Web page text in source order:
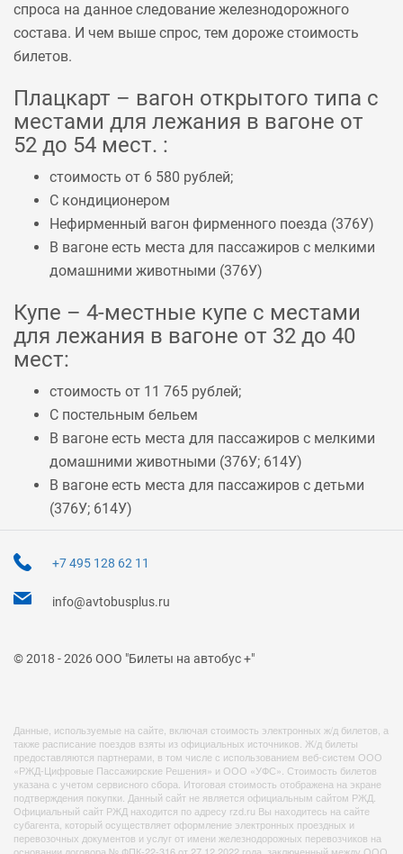
спроса на данное следование железнодорожного
состава. И чем выше спрос, тем дороже стоимость
билетов.
Плацкарт – вагон открытого типа с
местами для лежания в вагоне от
52 до 54 мест. :
стоимость от 6 580 рублей;
С кондиционером
Нефирменный вагон фирменного поезда (376У)
В вагоне есть места для пассажиров с мелкими
домашними животными (376У)
Купе – 4-местные купе с местами
для лежания в вагоне от 32 до 40
мест:
стоимость от 11 765 рублей;
С постельным бельем
В вагоне есть места для пассажиров с мелкими
домашними животными (376У; 614У)
В вагоне есть места для пассажиров с детьми
(376У; 614У)
+7 495 128 62 11
info@avtobusplus.ru
© 2018 - 2026 ООО "Билеты на автобус +"
Данные, используемые на сайте, включая стоимость электронных ж/д билетов, а
также расписание поездов взяты из официальных источников. Ж/д билеты
предоставляются партнерами, в том числе с использованием веб-систем ООО
«РЖД-Цифровые Пассажирские Решения» и ООО «УФС». Стоимость билетов
указана с учетом сервисного сбора. Итоговая стоимость отображена на экране
подтверждения покупки. Данный сайт не является официальным сайтом РЖД.
Официальный сайт РЖД находится по адресу rzd.ru Вы находитесь на сайте
субагента, который осуществляет оформление электронных проездных и
перевозочных документов и услуг от имени железнодорожных перевозчиков на